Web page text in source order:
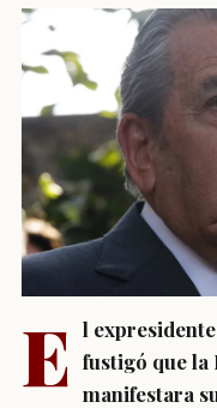
E l
fustigó que la
manifestara